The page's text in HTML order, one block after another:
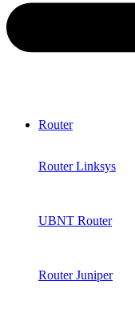
Router
Router Linksys
UBNT Router
Router Juniper